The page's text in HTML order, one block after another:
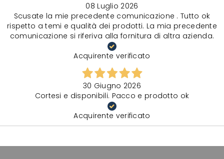
08 Luglio 2026
Scusate la mie precedente comunicazione . Tutto ok
rispetto a temi e qualità dei prodotti. La mia precedente
comunicazione si riferiva alla fornitura di altra azienda.
Acquirente verificato
30 Giugno 2026
Cortesi e disponibili. Pacco e prodotto ok
Acquirente verificato